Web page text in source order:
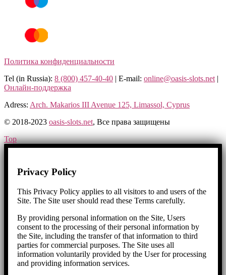
Политика конфиденциальности
Tel (in Russia): 8 (800) 457-40-40 | E-mail: online@oasis-slots.net|
Онлайн-поддержка
Adress: Arch. Makarios III Avenue 125, Limassol, Cyprus
© 2018-2023 oasis-slots.net, Все права защищены​
Top
Privacy Policy
This Privacy Policy applies to all visitors to and users of the
Site. The Site user should read these Terms carefully.
By providing personal information on the Site, Users
consent to the processing of their personal information by
the Site, including the transfer of that information to third
parties for commercial purposes. The Site uses all
information voluntarily provided by the User for processing
and providing information services.